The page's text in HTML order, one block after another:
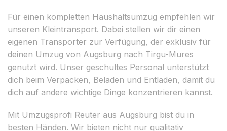
Für einen kompletten Haushaltsumzug empfehlen wir
unseren Kleintransport. Dabei stellen wir dir einen
eigenen Transporter zur Verfügung, der exklusiv für
deinen Umzug von Augsburg nach Tirgu-Mures
genutzt wird. Unser geschultes Personal unterstützt
dich beim Verpacken, Beladen und Entladen, damit du
dich auf andere wichtige Dinge konzentrieren kannst.
Mit Umzugsprofi Reuter aus Augsburg bist du in
besten Händen. Wir bieten nicht nur qualitativ